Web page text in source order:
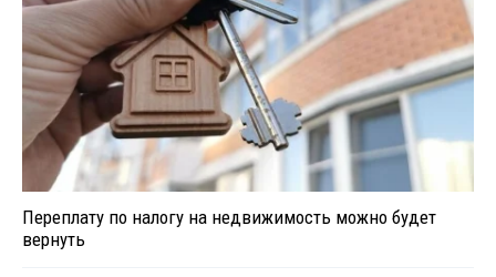
Переплату по налогу на недвижимость можно будет
вернуть